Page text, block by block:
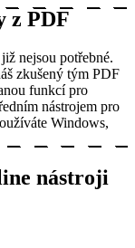
z PDF
nejsou potřebné.
zkušený tým PDF
funkcí pro
nástrojem pro
Windows,
nástroji